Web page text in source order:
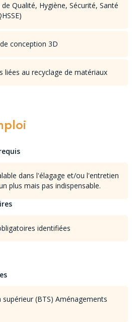
Qualité, Hygiène, Sécurité, Santé
conception 3D
liées au recyclage de matériaux
dans l'élagage et/ou l'entretien
plus mais pas indispensable.
identifiées
(BTS) Aménagements